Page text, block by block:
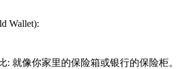
Wallet):
: 就像你家里的保险箱或银行的保险柜。